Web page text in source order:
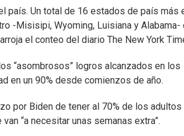
país. Un total de 16 estados de país más
-Misisipi, Wyoming, Luisiana y Alabama-
el conteo del diario The New York
“asombrosos” logros alcanzados en los
en un 90% desde comienzos de año.
por Biden de tener al 70% de los adultos
“a necesitar unas semanas extra”.